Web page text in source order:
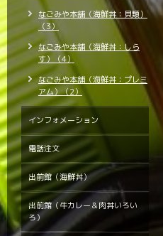
なごみや本舗（海鮮丼：貝類）
（3）
なごみや本舗（海鮮丼：しら
す）（4）
なごみや本舗（海鮮丼：プレミ
アム）（2）
インフォメーション
電話注文
出前館（海鮮丼）
出前館（牛カレー＆肉丼いろい
ろ）